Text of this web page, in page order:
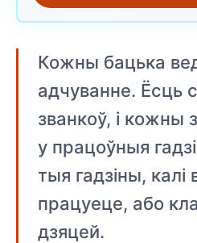
Кожны бацька
адчуванне. Ёсць
званкоў, і кожны
у працоўныя
тыя гадзіны, калі
працуеце, або
дзяцей.